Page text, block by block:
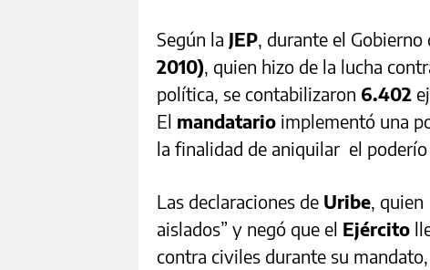
Según la JEP, durante el
2010), quien hizo de la lucha
política, se contabilizaron 6.402
El mandatario implementó una
la finalidad de aniquilar el
Las declaraciones de Uribe,
aislados” y negó que el Ejército
contra civiles durante su